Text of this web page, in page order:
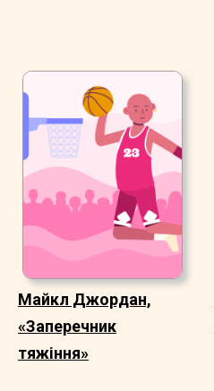
Майкл Джордан,
«Заперечник
тяжіння»